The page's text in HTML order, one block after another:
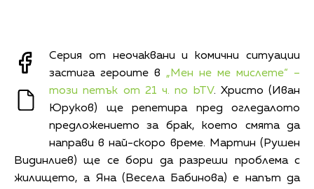
Серия от неочаквани и комични ситуации
застига героите в „Мен не ме мислете“ –
този петък от 21 ч. по bTV. Христо (Иван
Юруков) ще репетира пред огледалото
предложението за брак, което смята да
направи в най-скоро време. Мартин (Рушен
Видинлиев) ще се бори да разреши проблема с
жилището, а Яна (Весела Бабинова) е напът да